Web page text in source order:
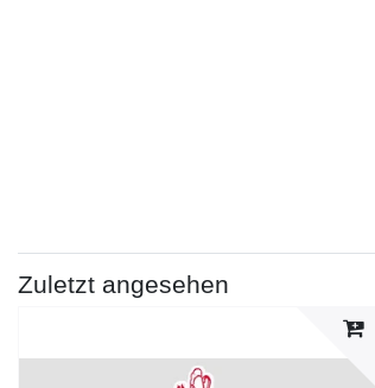
Zuletzt angesehen